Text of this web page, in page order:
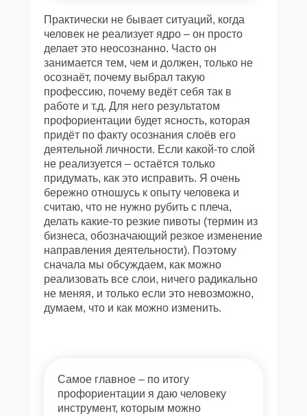
Самое главное – по итогу
профориентации я даю человеку
инструмент, которым можно
Практически не бывает ситуаций, когда
человек не реализует ядро – он просто
делает это неосознанно. Часто он
занимается тем, чем и должен, только не
осознаёт, почему выбрал такую
профессию, почему ведёт себя так в
работе и т.д. Для него результатом
профориентации будет ясность, которая
придёт по факту осознания слоёв его
деятельной личности. Если какой-то слой
не реализуется – остаётся только
придумать, как это исправить. Я очень
бережно отношусь к опыту человека и
считаю, что не нужно рубить с плеча,
делать какие-то резкие пивоты (термин из
бизнеса, обозначающий резкое изменение
направления деятельности). Поэтому
сначала мы обсуждаем, как можно
реализовать все слои, ничего радикально
не меняя, и только если это невозможно,
думаем, что и как можно изменить.